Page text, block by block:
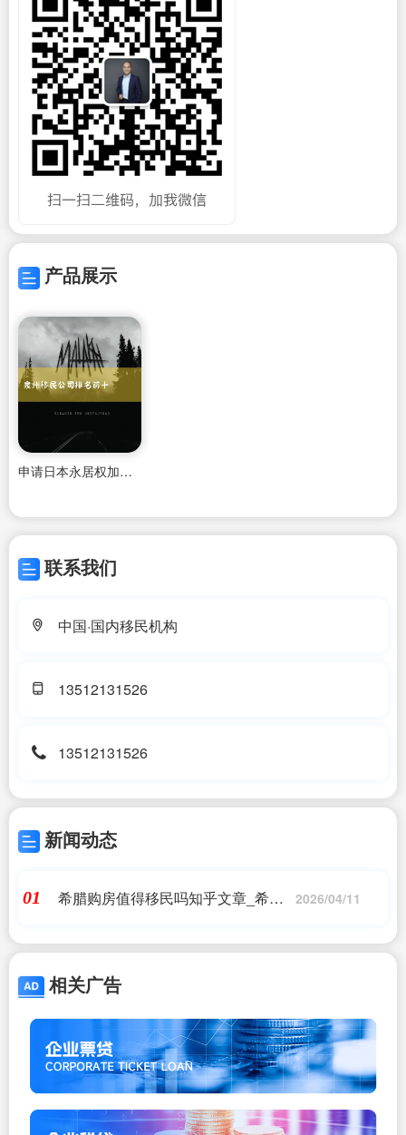
产品展示
申请日本永居权加分的日本大学
联系我们
中国·国内移民机构
13512131526
13512131526
新闻动态
01
希腊购房值得移民吗知乎文章_希腊
问答
2026/04/11
相关广告